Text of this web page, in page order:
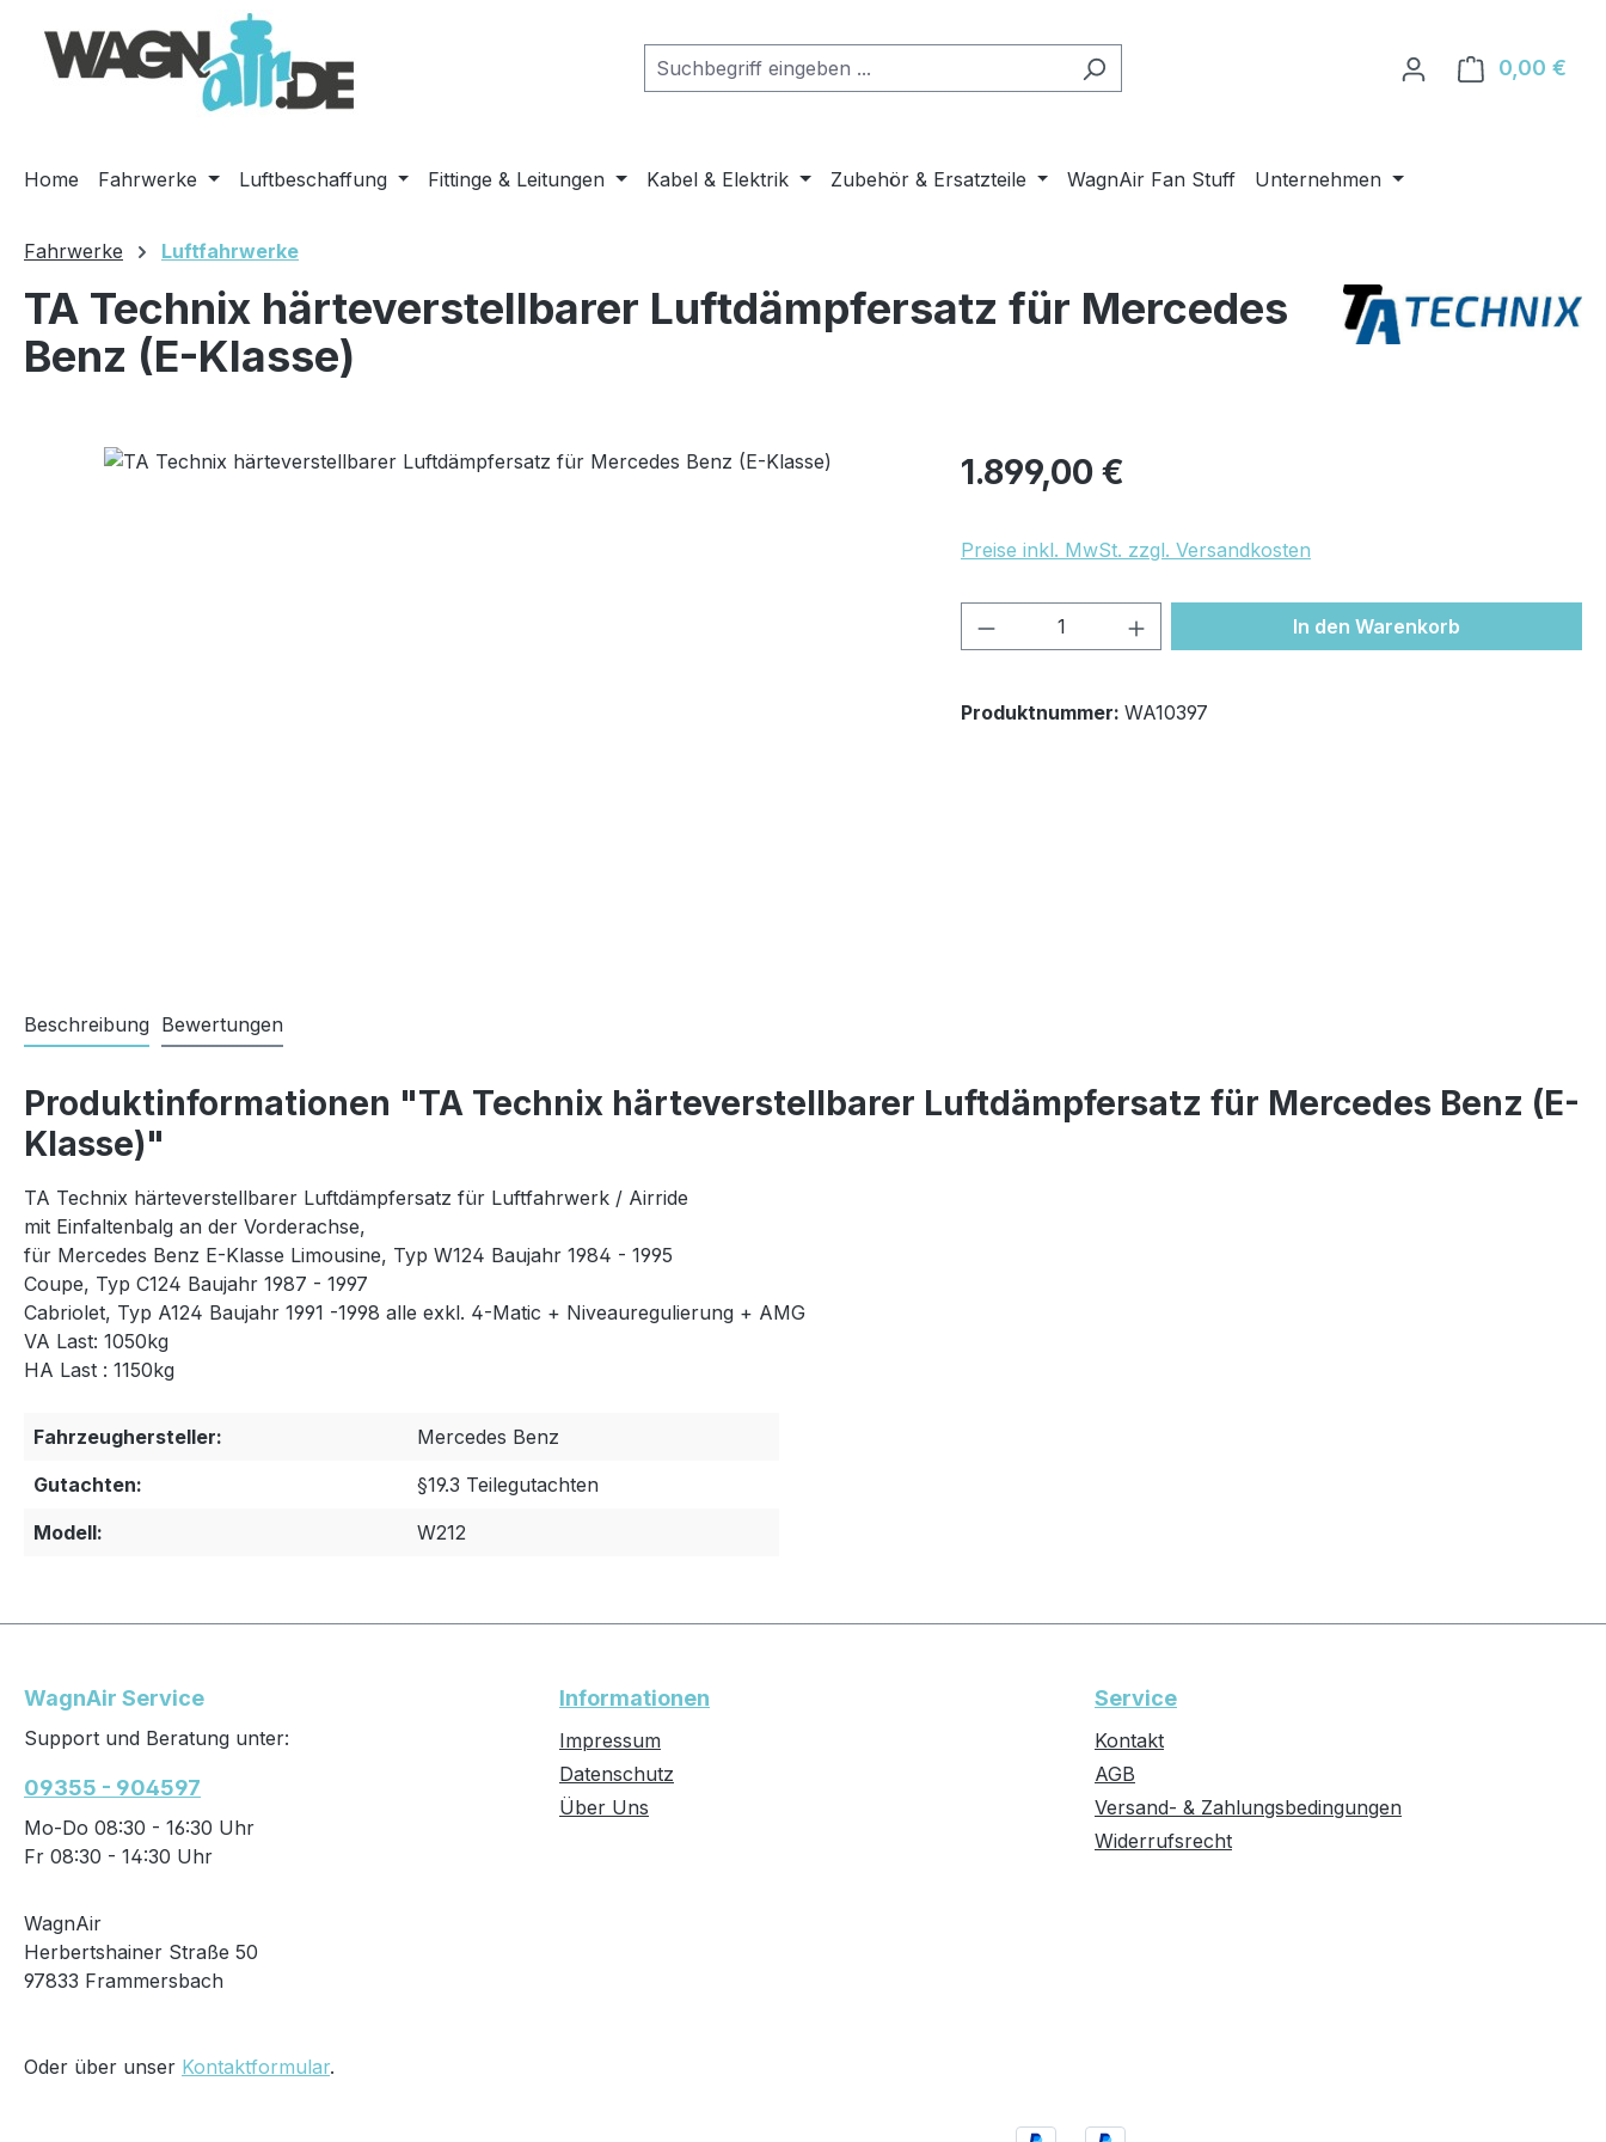
Hauptinhalt springen
Zur Suche springen
Zur Hauptnavigation springen
0,00 €
Home Fahrwerke Luftbeschaffung Fittinge & Leitungen Kabel & Elektrik Zubehör & Ersatzteile WagnAir Fan Stuff Unternehmen
Fahrwerke Luftfahrwerke
TA Technix härteverstellbarer Luftdämpfersatz für Mercedes
Benz (E-Klasse)
Bildergalerie überspringen Regulärer Preis:
1.899,00 €
Preise inkl. MwSt. zzgl. Versandkosten
Produkt Anzahl: Gib den gewünschten Wert
In den Warenkorb
Produktnummer: WA10397
Beschreibung Bewertungen
Produktinformationen "TA Technix härteverstellbarer Luftdämpfersatz für Mercedes Benz (E-
Klasse)"
TA Technix härteverstellbarer Luftdämpfersatz für Luftfahrwerk / Airride
mit Einfaltenbalg an der Vorderachse,
für Mercedes Benz E-Klasse Limousine, Typ W124 Baujahr 1984 - 1995
Coupe, Typ C124 Baujahr 1987 - 1997
Cabriolet, Typ A124 Baujahr 1991 -1998 alle exkl. 4-Matic + Niveauregulierung + AMG
VA Last: 1050kg
HA Last : 1150kg
Fahrzeughersteller:
Mercedes Benz
Gutachten:
§19.3 Teilegutachten
Modell:
W212
WagnAir Service
Support und Beratung unter:
09355 - 904597
Mo-Do 08:30 - 16:30 Uhr
Fr 08:30 - 14:30 Uhr
WagnAir
Herbertshainer Straße 50
97833 Frammersbach
Oder über unser Kontaktformular.
Informationen
Impressum
Datenschutz
Über Uns
Service
Kontakt
AGB
Versand- & Zahlungsbedingungen
Widerrufsrecht